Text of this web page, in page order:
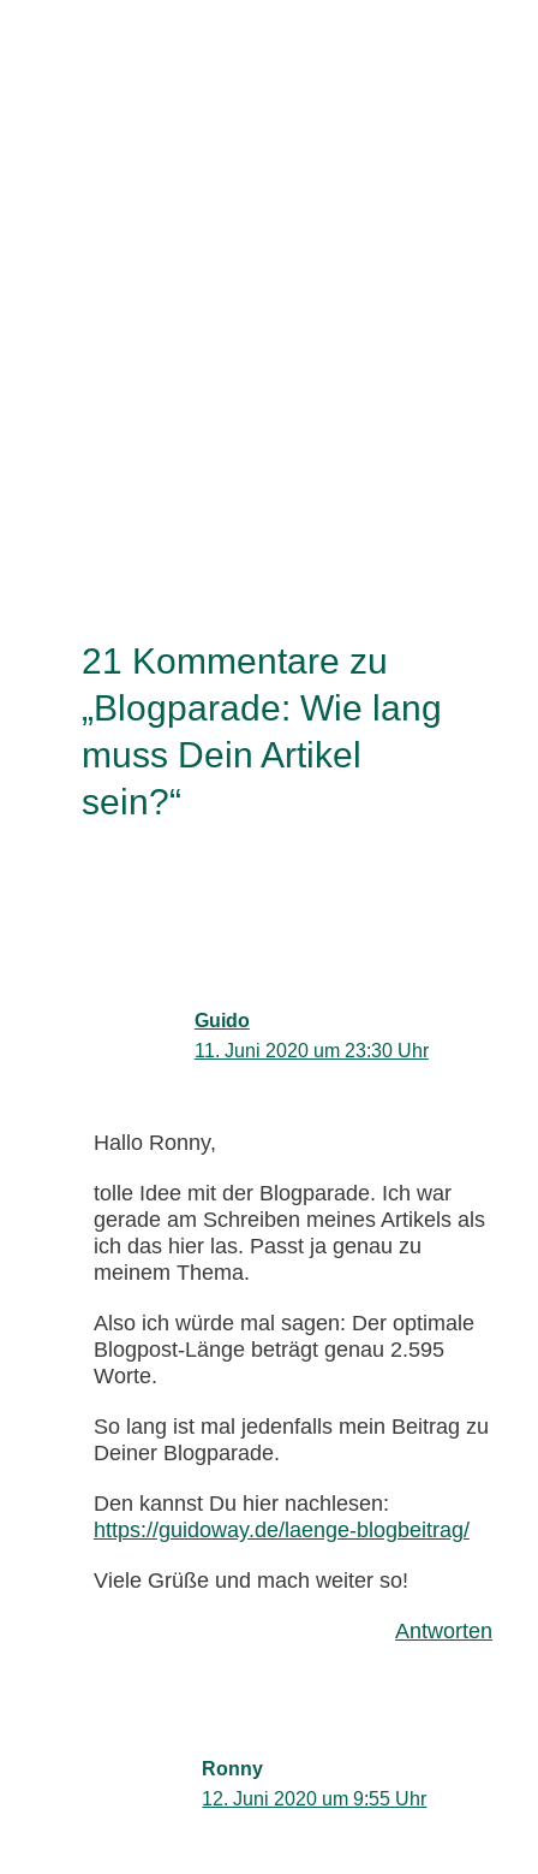
21 Kommentare zu
„Blogparade: Wie lang
muss Dein Artikel
sein?“
Guido
11. Juni 2020 um 23:30 Uhr
Hallo Ronny,
tolle Idee mit der Blogparade. Ich war
gerade am Schreiben meines Artikels als
ich das hier las. Passt ja genau zu
meinem Thema.
Also ich würde mal sagen: Der optimale
Blogpost-Länge beträgt genau 2.595
Worte.
So lang ist mal jedenfalls mein Beitrag zu
Deiner Blogparade.
Den kannst Du hier nachlesen:
https://guidoway.de/laenge-blogbeitrag/
Viele Grüße und mach weiter so!
Antworten
Ronny
12. Juni 2020 um 9:55 Uhr